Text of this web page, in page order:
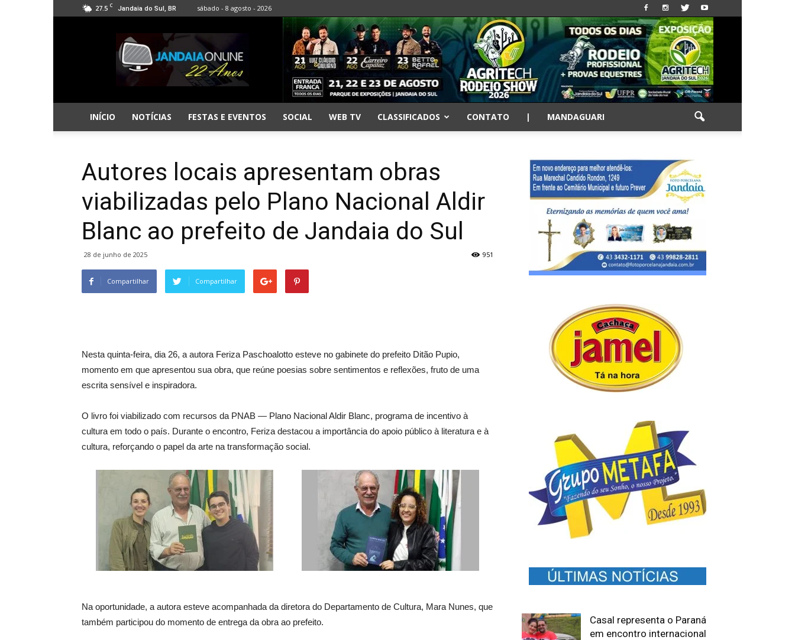
27.5 C Jandaia do Sul, BR sábado - 8 agosto - 2026
Jandaia
Online
INÍCIO NOTÍCIAS FESTAS E EVENTOS SOCIAL WEB TV CLASSIFICADOS CONTATO | MANDAGUARI
Autores locais apresentam obras
viabilizadas pelo Plano Nacional Aldir
Blanc ao prefeito de Jandaia do Sul
28 de junho de 2025 951
Compartilhar Compartilhar
Nesta quinta-feira, dia 26, a autora Feriza Paschoalotto esteve no gabinete do prefeito Ditão Pupio,
momento em que apresentou sua obra, que reúne poesias sobre sentimentos e reflexões, fruto de uma
escrita sensível e inspiradora.
O livro foi viabilizado com recursos da PNAB — Plano Nacional Aldir Blanc, programa de incentivo à
cultura em todo o país. Durante o encontro, Feriza destacou a importância do apoio público à literatura e à
cultura, reforçando o papel da arte na transformação social.
Na oportunidade, a autora esteve acompanhada da diretora do Departamento de Cultura, Mara Nunes, que
também participou do momento de entrega da obra ao prefeito.
Casal representa o Paraná
em encontro internacional